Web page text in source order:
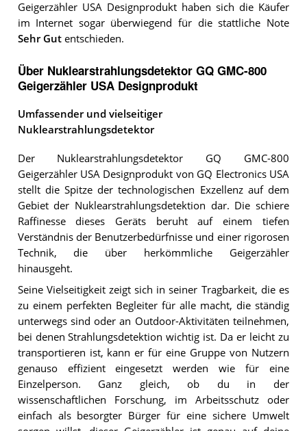
Geigerzähler USA Designprodukt haben sich die Käufer
im Internet sogar überwiegend für die stattliche Note
Sehr Gutentschieden.
Über Nuklearstrahlungsdetektor GQ GMC-800
Geigerzähler USA Designprodukt
Umfassender und vielseitiger
Nuklearstrahlungsdetektor
Der Nuklearstrahlungsdetektor GQ GMC-800
Geigerzähler USA Designprodukt von GQ Electronics USA
stellt die Spitze der technologischen Exzellenz auf dem
Gebiet der Nuklearstrahlungsdetektion dar. Die schiere
Raffinesse dieses Geräts beruht auf einem tiefen
Verständnis der Benutzerbedürfnisse und einer rigorosen
Technik, die über herkömmliche Geigerzähler
hinausgeht.
Seine Vielseitigkeit zeigt sich in seiner Tragbarkeit, die es
zu einem perfekten Begleiter für alle macht, die ständig
unterwegs sind oder an Outdoor-Aktivitäten teilnehmen,
bei denen Strahlungsdetektion wichtig ist. Da er leicht zu
transportieren ist, kann er für eine Gruppe von Nutzern
genauso effizient eingesetzt werden wie für eine
Einzelperson. Ganz gleich, ob du in der
wissenschaftlichen Forschung, im Arbeitsschutz oder
einfach als besorgter Bürger für eine sichere Umwelt